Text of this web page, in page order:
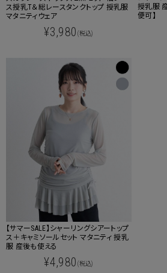
ス授乳T＆総レースタンクトップ 授乳服
マタニティウェア
¥3,980 (税込)
授乳服
便可】
【サマーSALE】シャーリングシアートップ
ス＋キャミソールセット マタニティ 授乳
服 産後も使える
¥4,980 (税込)